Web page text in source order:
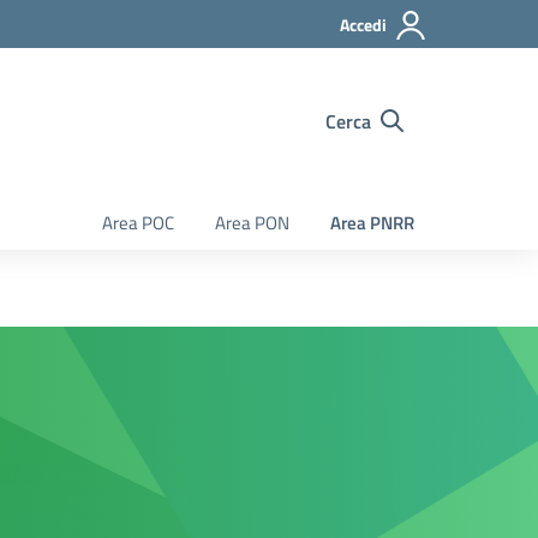
Accedi
Cerca
Area POC Area PON Area PNRR